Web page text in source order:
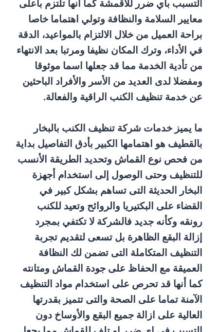
التسبب بأي ضرر للأقمشة كما أنها تلتزم بأعلى
معايير السلامة والنظافة وتولي اهتماما خاصا
براحة العميل من خلال الالتزام بالمواعيد، الدقة
في الأداء، وترك المكان نظيفا ومرتبا بعد الانتهاء
من تأدية الخدمة مما قد جعلها اسما موثوقا
ومفضلا لدى العديد من الأسر والأفراد الباحثين
عن خدمة تنظيف الكنب الراقية والفعالة.
ما يميز خدمات شركة تنظيف الكنب بالبخار
بالقطيف هو اهتمامها الكبير بأدق التفاصيل بداية
من فحص نوع القماش وتحديد الطريقة الأنسب
للتنظيف وحتى الوصول إلى استخدام أجهزة
البخار الحديثة التى تساهم بشكل كبير في
القضاء على البكتيريا والروائح وتعيد للكنب
رونقه وكأنه جديد فالشركة لا تكتفي بمجرد
إزالة البقع الظاهرة بل تسعى لتقديم تجربة
التنظيف المتكاملة التى تضمن لك النظافة
العميقة مع الحفاظ على جودة القماش ومتانته
كما أنها قد تحرص على استخدام مواد التنظيف
الآمنة تماما على الصحة والتى تتميز بقدرتها
العالية على ازالة جميع البقع والأوساخ دون